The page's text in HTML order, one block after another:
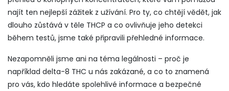
najít ten nejlepší zážitek z užívání. Pro ty, co chtějí vědět, jak
dlouho zůstává v těle THCP a co ovlivňuje jeho detekci
během testů, jsme také připravili přehledné informace.
Nezapomněli jsme ani na téma legálnosti – proč je
například delta-8 THC u nás zakázané, a co to znamená
pro vás, kdo hledáte spolehlivé informace a bezpečné